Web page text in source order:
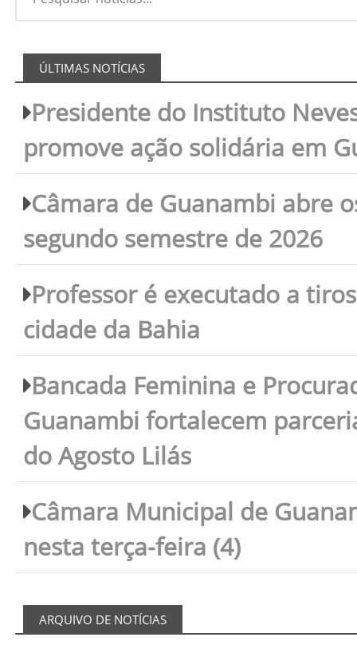
ÚLTIMAS NOTÍCIAS
Presidente do Instituto
promove ação solidária em
Câmara de Guanambi abre
segundo semestre de 2026
Professor é executado a
cidade da Bahia
Bancada Feminina e
Guanambi fortalecem
do Agosto Lilás
Câmara Municipal de
nesta terça-feira (4)
ARQUIVO DE NOTÍCIAS